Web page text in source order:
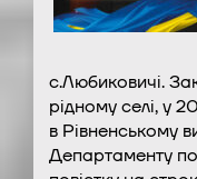
с.Любиковичі.
рідному селі, у
в Рівненському
Департаменту